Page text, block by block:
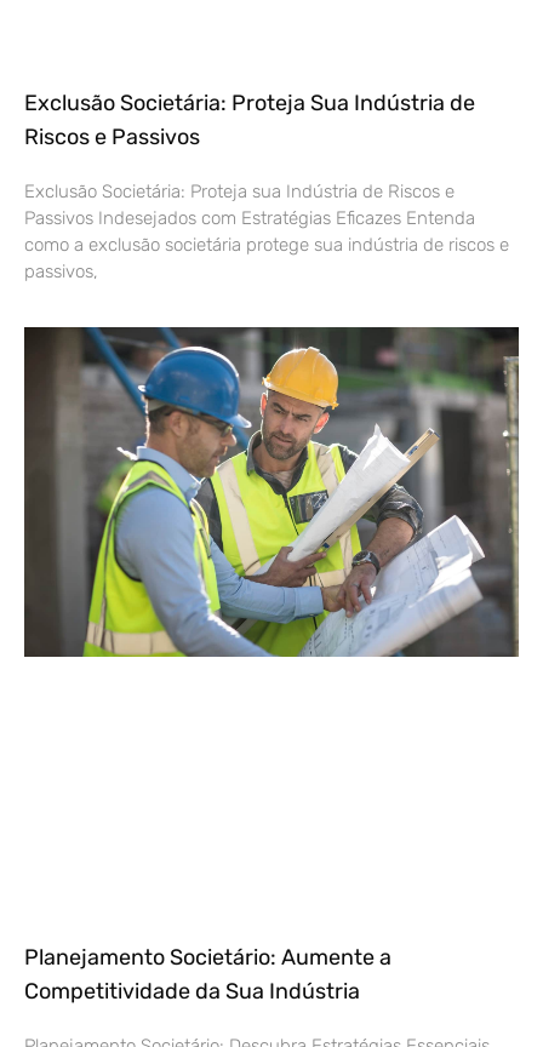
Exclusão Societária: Proteja Sua Indústria de
Riscos e Passivos
Exclusão Societária: Proteja sua Indústria de Riscos e
Passivos Indesejados com Estratégias Eficazes Entenda
como a exclusão societária protege sua indústria de riscos e
passivos,
Planejamento Societário: Aumente a
Competitividade da Sua Indústria